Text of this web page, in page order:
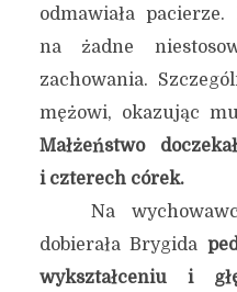
odmawiała
na żadne
zachowania.
mężowi, okazując
Małżeństwo
i czterech córek.
Na
dobierała Brygida
wykształceniu i